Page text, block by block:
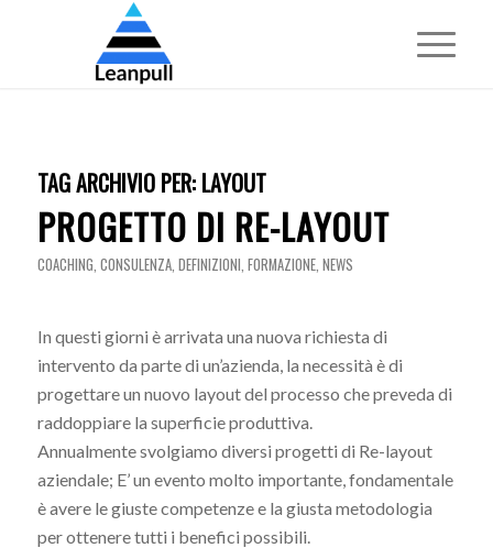
TAG ARCHIVIO PER: LAYOUT
PROGETTO DI RE-LAYOUT
COACHING, CONSULENZA, DEFINIZIONI, FORMAZIONE, NEWS
In questi giorni è arrivata una nuova richiesta di
intervento da parte di un’azienda, la necessità è di
progettare un nuovo layout del processo che preveda di
raddoppiare la superficie produttiva.
Annualmente svolgiamo diversi progetti di Re-layout
aziendale; E’ un evento molto importante, fondamentale
è avere le giuste competenze e la giusta metodologia
per ottenere tutti i benefici possibili.